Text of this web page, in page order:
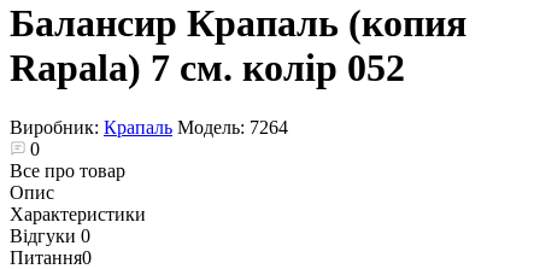
Балансир Крапаль (копия
Rapala) 7 см. колір 052
Виробник: Крапаль Модель: 7264
0
Все про товар
Опис
Характеристики
Відгуки 0
Питання0